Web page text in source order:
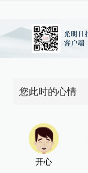
您此时的心情
开心